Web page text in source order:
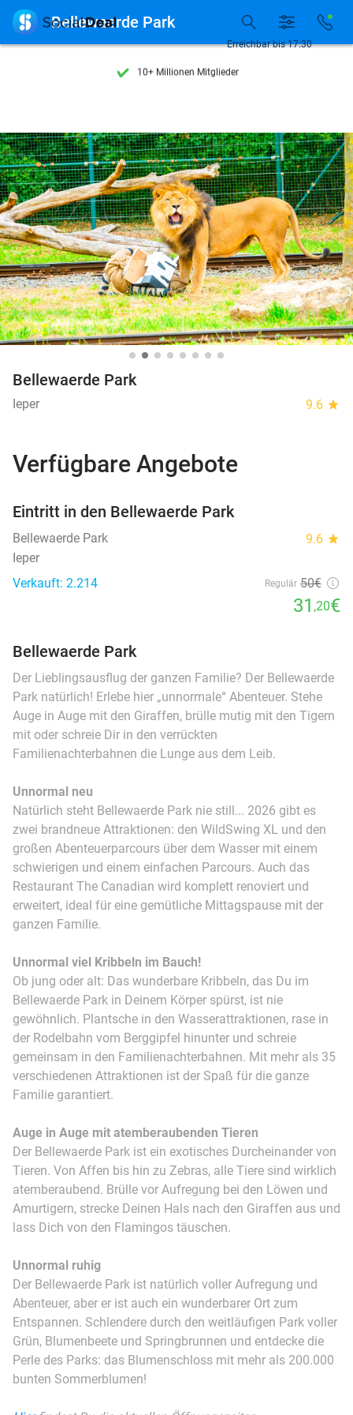
7 Tage die Woche verfügbar
10+ Millionen Mitglieder
7 Tage die Woche verfügbar
10+ Millionen Mitglieder
Erreichbar bis 17:30
 Bellewaerde Park
Bellewaerde Park
Ieper 9.6 star
Verfügbare Angebote
Eintritt in den Bellewaerde Park
Bellewaerde Park 9.6 star
Ieper
Verkauft: 2.214
Regulär 50€
31 ,20€
Bellewaerde Park
Der Lieblingsausflug der ganzen Familie? Der Bellewaerde
Park natürlich! Erlebe hier „unnormale“ Abenteuer. Stehe
Auge in Auge mit den Giraffen, brülle mutig mit den Tigern
mit oder schreie Dir in den verrückten
Familienachterbahnen die Lunge aus dem Leib.
Unnormal neu
Natürlich steht Bellewaerde Park nie still... 2026 gibt es
zwei brandneue Attraktionen: den WildSwing XL und den
großen Abenteuerparcours über dem Wasser mit einem
schwierigen und einem einfachen Parcours. Auch das
Restaurant The Canadian wird komplett renoviert und
erweitert, ideal für eine gemütliche Mittagspause mit der
ganzen Familie.
Unnormal viel Kribbeln im Bauch!
Ob jung oder alt: Das wunderbare Kribbeln, das Du im
Bellewaerde Park in Deinem Körper spürst, ist nie
gewöhnlich. Plantsche in den Wasserattraktionen, rase in
der Rodelbahn vom Berggipfel hinunter und schreie
gemeinsam in den Familienachterbahnen. Mit mehr als 35
verschiedenen Attraktionen ist der Spaß für die ganze
Familie garantiert.
Auge in Auge mit atemberaubenden Tieren
Der Bellewaerde Park ist ein exotisches Durcheinander von
Tieren. Von Affen bis hin zu Zebras, alle Tiere sind wirklich
atemberaubend. Brülle vor Aufregung bei den Löwen und
Amurtigern, strecke Deinen Hals nach den Giraffen aus und
lass Dich von den Flamingos täuschen.
Unnormal ruhig
Der Bellewaerde Park ist natürlich voller Aufregung und
Abenteuer, aber er ist auch ein wunderbarer Ort zum
Entspannen. Schlendere durch den weitläufigen Park voller
Grün, Blumenbeete und Springbrunnen und entdecke die
Perle des Parks: das Blumenschloss mit mehr als 200.000
bunten Sommerblumen!